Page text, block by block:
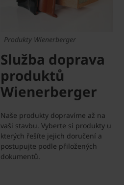
Produkty Wienerberger
Služba doprava
produktů
Wienerberger
Naše produkty dopravíme až na
vaši stavbu. Vyberte si produkty u
kterých řešíte jejich doručení a
postupujte podle přiložených
dokumentů.